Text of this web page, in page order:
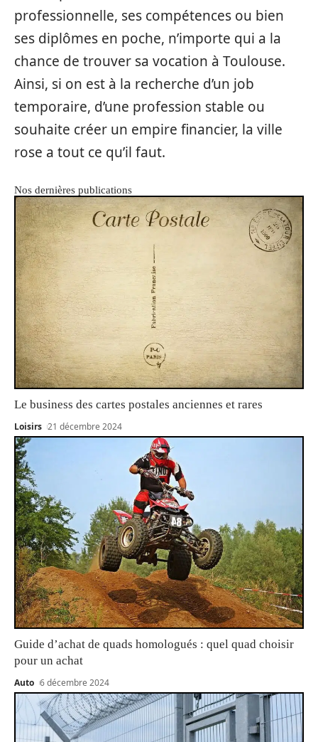
professionnelle, ses compétences ou bien
ses diplômes en poche, n’importe qui a la
chance de trouver sa vocation à Toulouse.
Ainsi, si on est à la recherche d’un job
temporaire, d’une profession stable ou
souhaite créer un empire financier, la ville
rose a tout ce qu’il faut.
Nos dernières publications
Le business des cartes postales anciennes et rares
Loisirs 21 décembre 2024
Guide d’achat de quads homologués : quel quad choisir
pour un achat
Auto 6 décembre 2024